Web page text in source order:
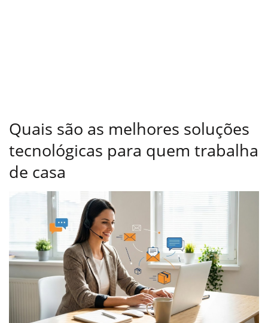
Quais são as melhores soluções
tecnológicas para quem trabalha
de casa